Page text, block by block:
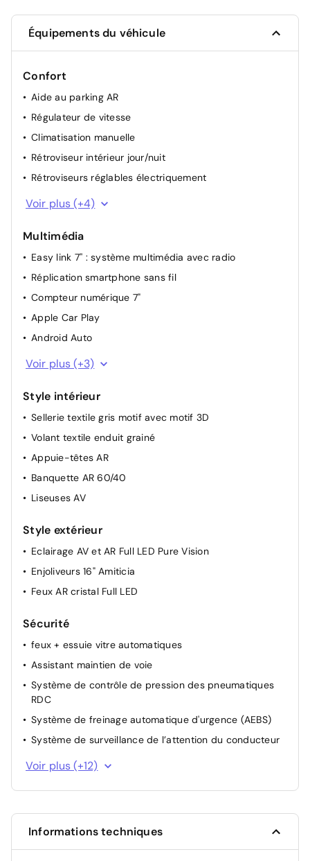
Équipements du véhicule
Confort
Aide au parking AR
Régulateur de vitesse
Climatisation manuelle
Rétroviseur intérieur jour/nuit
Rétroviseurs réglables électriquement
Aide au démarrage en côte
Mode ECO
Direction assistée
Voir plus (+4)
Multimédia
Easy link 7'' : système multimédia avec radio
Réplication smartphone sans fil
Compteur numérique 7"
Apple Car Play
Android Auto
Bluetooth
Ordinateur de bord
Voir plus (+3)
Style intérieur
Sellerie textile gris motif avec motif 3D
Volant textile enduit grainé
Appuie-têtes AR
Banquette AR 60/40
Liseuses AV
Style extérieur
Eclairage AV et AR Full LED Pure Vision
Enjoliveurs 16" Amiticia
Feux AR cristal Full LED
Sécurité
feux + essuie vitre automatiques
Assistant maintien de voie
Système de contrôle de pression des pneumatiques
RDC
Système de freinage automatique d'urgence (AEBS)
Système de surveillance de l’attention du conducteur
Système ISOFIX aux places latérales AR et passager AV
Alerte d'oubli de ceinture de sécurité
Voir plus (+12)
Informations techniques